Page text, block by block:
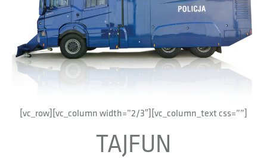
[vc_row][vc_column width=”2/3″][vc_column_text css=””]
TAJFUN